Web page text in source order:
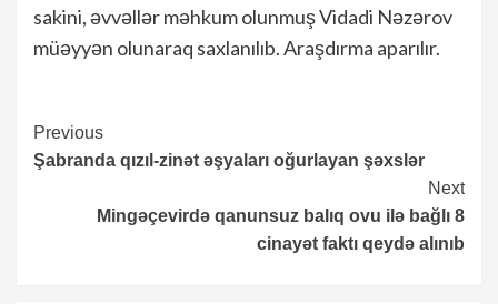
sakini, əvvəllər məhkum olunmuş Vidadi Nəzərov
müəyyən olunaraq saxlanılıb. Araşdırma aparılır.
Continue
Reading
Previous
Şabranda qızıl-zinət əşyaları oğurlayan şəxslər
Next
Mingəçevirdə qanunsuz balıq ovu ilə bağlı 8
cinayət faktı qeydə alınıb